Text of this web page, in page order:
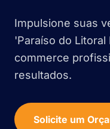
Impulsione suas
'Paraíso do
commerce
resultados.
Solicite um